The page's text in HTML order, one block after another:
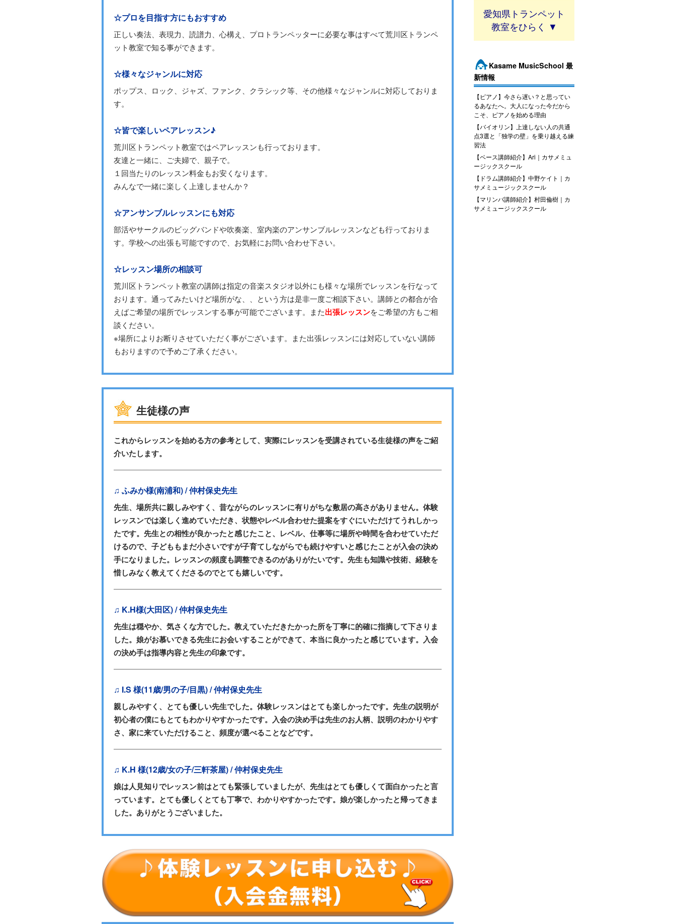
☆プロを目指す方にもおすすめ
正しい奏法、表現力、読譜力、心構え、プロトランペッターに必要な事はすべて荒川区トランペ
ット教室で知る事ができます。
☆様々なジャンルに対応
ポップス、ロック、ジャズ、ファンク、クラシック等、その他様々なジャンルに対応しておりま
す。
☆皆で楽しいペアレッスン♪
荒川区トランペット教室ではペアレッスンも行っております。
友達と一緒に、ご夫婦で、親子で。
１回当たりのレッスン料金もお安くなります。
みんなで一緒に楽しく上達しませんか？
☆アンサンブルレッスンにも対応
部活やサークルのビッグバンドや吹奏楽、室内楽のアンサンブルレッスンなども行っておりま
す。学校への出張も可能ですので、お気軽にお問い合わせ下さい。
☆レッスン場所の相談可
荒川区トランペット教室の講師は指定の音楽スタジオ以外にも様々な場所でレッスンを行なって
おります。通ってみたいけど場所がな、、という方は是非一度ご相談下さい。講師との都合が合
えばご希望の場所でレッスンする事が可能でございます。また出張レッスンをご希望の方もご相
談ください。
※場所によりお断りさせていただく事がございます。また出張レッスンには対応していない講師
もおりますので予めご了承ください。
生徒様の声
これからレッスンを始める方の参考として、実際にレッスンを受講されている生徒様の声をご紹
介いたします。
♫ ふみか様(南浦和) / 仲村保史先生
先生、場所共に親しみやすく、昔ながらのレッスンに有りがちな敷居の高さがありません。体験
レッスンでは楽しく進めていただき、状態やレベル合わせた提案をすぐにいただけてうれしかっ
たです。先生との相性が良かったと感じたこと、レベル、仕事等に場所や時間を合わせていただ
けるので、子どももまだ小さいですが子育てしながらでも続けやすいと感じたことが入会の決め
手になりました。レッスンの頻度も調整できるのがありがたいです。先生も知識や技術、経験を
惜しみなく教えてくださるのでとても嬉しいです。
♫ K.H様(大田区) / 仲村保史先生
先生は穏やか、気さくな方でした。教えていただきたかった所を丁寧に的確に指摘して下さりま
した。娘がお慕いできる先生にお会いすることができて、本当に良かったと感じています。入会
の決め手は指導内容と先生の印象です。
♫ I.S 様(11歳/男の子/目黒) / 仲村保史先生
親しみやすく、とても優しい先生でした。体験レッスンはとても楽しかったです。先生の説明が
初心者の僕にもとてもわかりやすかったです。入会の決め手は先生のお人柄、説明のわかりやす
さ、家に来ていただけること、頻度が選べることなどです。
♫ K.H 様(12歳/女の子/三軒茶屋) / 仲村保史先生
娘は人見知りでレッスン前はとても緊張していましたが、先生はとても優しくて面白かったと言
っています。とても優しくとても丁寧で、わかりやすかったです。娘が楽しかったと帰ってきま
した。ありがとうございました。
愛知県トランペット
教室
Kasame MusicSchool 最
新情報
【ピアノ】今さら遅い？と思ってい
るあなたへ。大人になった今だから
こそ、ピアノを始める理由
【バイオリン】上達しない人の共通
点3選と「独学の壁」を乗り越える練
習法
【ベース講師紹介】Ari｜カサメミュ
ージックスクール
【ドラム講師紹介】中野ケイト｜カ
サメミュージックスクール
【マリンバ講師紹介】村田倫樹｜カ
サメミュージックスクール